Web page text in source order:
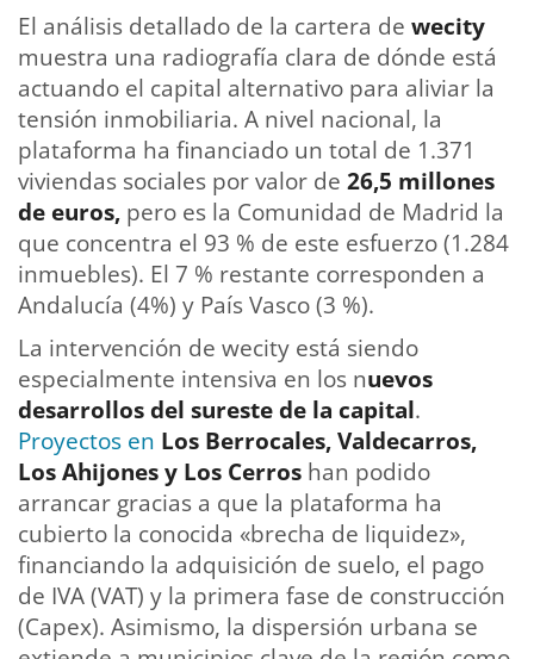
El análisis detallado de la cartera de wecity
muestra una radiografía clara de dónde está
actuando el capital alternativo para aliviar la
tensión inmobiliaria. A nivel nacional, la
plataforma ha financiado un total de 1.371
viviendas sociales por valor de 26,5 millones
de euros, pero es la Comunidad de Madrid la
que concentra el 93 % de este esfuerzo (1.284
inmuebles). El 7 % restante corresponden a
Andalucía (4%) y País Vasco (3 %).
La intervención de wecity está siendo
especialmente intensiva en los nuevos
desarrollos del sureste de la capital.
Proyectos en Los Berrocales, Valdecarros,
Los Ahijones y Los Cerros han podido
arrancar gracias a que la plataforma ha
cubierto la conocida «brecha de liquidez»,
financiando la adquisición de suelo, el pago
de IVA (VAT) y la primera fase de construcción
(Capex). Asimismo, la dispersión urbana se